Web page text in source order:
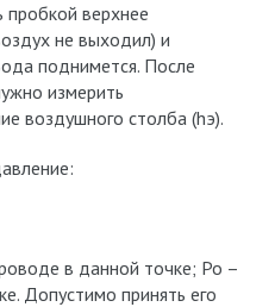
верхнее
не выходил) и
поднимется. После
измерить
воздушного столба (hэ).
в данной точке; Ро –
Допустимо принять его